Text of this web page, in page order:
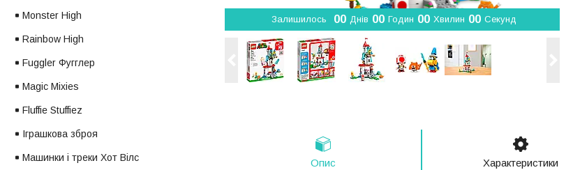
Залишилось 00 Днів 00 Годин 00 Хвилин 00 Секунд
Опис Характеристики
Monster High
Rainbow High
Fuggler Фугглер
Magic Mixies
Fluffie Stuffiez
Іграшкова зброя
Машинки і треки Хот Вілс